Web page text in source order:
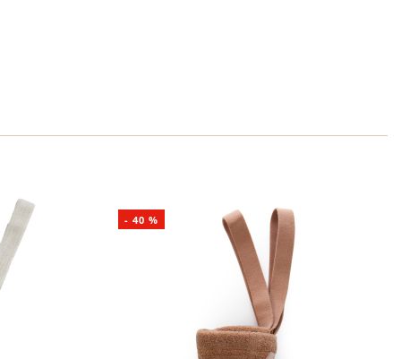
- 40 %